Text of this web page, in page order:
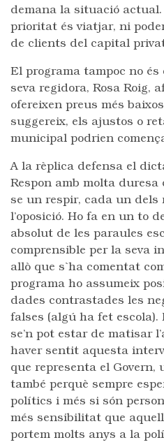
demana la situació actual.
prioritat és viatjar, ni
de clients del capital
El programa tampoc no
seva regidora, Rosa Roig,
ofereixen preus més
suggereix, els ajustos o
municipal podrien
A la rèplica defensa el
Respon amb molta duresa
se un respir, cada un dels
l’oposició. Ho fa en un to
absolut de les paraules
comprensible per la seva
allò que s`ha comentat
programa ho assumeix
dades contrastades les
falses (algú ha fet escola).
se’n pot estar de matisar
haver sentit aquesta
que representa el Govern,
també perquè sempre
polítics i més si són
més sensibilitat que
portem molts anys a la